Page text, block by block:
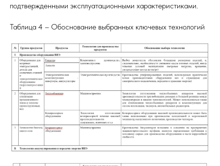
подтвержденными эксплуатационными характеристиками.
Таблица 4 – Обоснование выбранных ключевых технологий